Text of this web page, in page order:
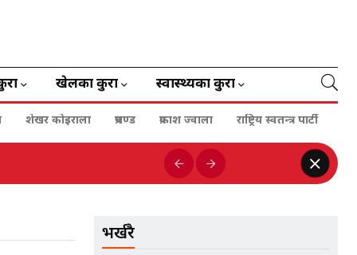
खेलका कुरा स्वास्थ्यका कुरा
शेखर कोइराला प्रचण्ड प्रकाश ज्वाला राष्ट्रिय स्वतन्त्र पार्टी
भर्खरै